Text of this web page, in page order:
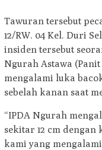
Tawuran tersebut
12/RW. 04 Kel. Duri
insiden tersebut
Ngurah Astawa
mengalami luka
sebelah kanan saat
“IPDA Ngurah
sekitar 12 cm
kami yang